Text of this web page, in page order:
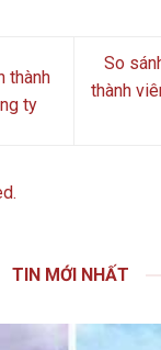
thành
ty
So
thành
TIN MỚI NHẤT